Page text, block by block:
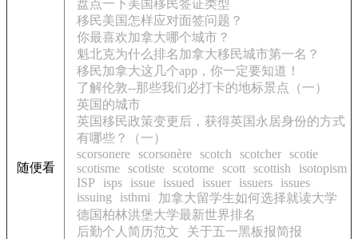
随便看
盘点一下美国移民签证类型
移民美国怎样应对面签问题？
你最喜欢加拿大哪个城市？
魁北克为什么排名加拿大移民城市第一名？
移民加拿大这几个app，你一定要知道！
了解伦敦--那些我们必打卡的地标景点（一）
英国的城市
英国移民政策变更后，获得英国永居身份的方式
有哪些？（一）
scorsonere scorsonère scotch scotcher scotie
scotisme scotiste scotome scott scottish
isotopism
ISP
isps issue issued issuer issuers
issues
issuing
isthmi
加拿大留学生如何选择就读大学
德国柏林洪堡大学最新世界排名
后勤个人简历范文
关于五一黑板报简报